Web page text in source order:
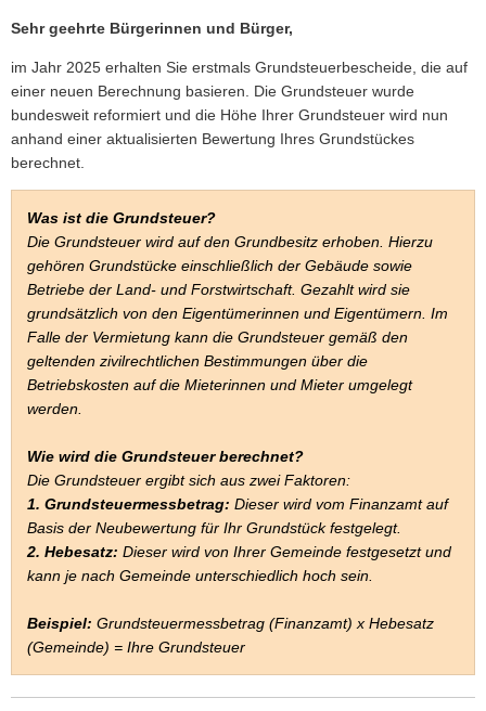
ELEKTRONISCHE KOMMUNIKATION
ELEKTRONISCHE RECHNUNGEN
VG-WERKE
ABWASSERBESEITIGUNG
ZÄHLERSTAND
SHOP
Sehr geehrte Bürgerinnen und Bürger,
im Jahr 2025 erhalten Sie erstmals Grundsteuerbescheide, die auf
einer neuen Berechnung basieren. Die Grundsteuer wurde
bundesweit reformiert und die Höhe Ihrer Grundsteuer wird nun
anhand einer aktualisierten Bewertung Ihres Grundstückes
berechnet.
Was ist die Grundsteuer?
Die Grundsteuer wird auf den Grundbesitz erhoben. Hierzu
gehören Grundstücke einschließlich der Gebäude sowie
Betriebe der Land- und Forstwirtschaft. Gezahlt wird sie
grundsätzlich von den Eigentümerinnen und Eigentümern. Im
Falle der Vermietung kann die Grundsteuer gemäß den
geltenden zivilrechtlichen Bestimmungen über die
Betriebskosten auf die Mieterinnen und Mieter umgelegt
werden.
Wie wird die Grundsteuer berechnet?
Die Grundsteuer ergibt sich aus zwei Faktoren:
1. Grundsteuermessbetrag: Dieser wird vom Finanzamt auf
Basis der Neubewertung für Ihr Grundstück festgelegt.
2. Hebesatz: Dieser wird von Ihrer Gemeinde festgesetzt und
kann je nach Gemeinde unterschiedlich hoch sein.
Beispiel: Grundsteuermessbetrag (Finanzamt) x Hebesatz
(Gemeinde) = Ihre Grundsteuer